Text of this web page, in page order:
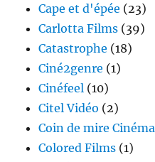
Cape et d'épée (23)
Carlotta Films (39)
Catastrophe (18)
Ciné2genre (1)
Cinéfeel (10)
Citel Vidéo (2)
Coin de mire Cinéma
Colored Films (1)